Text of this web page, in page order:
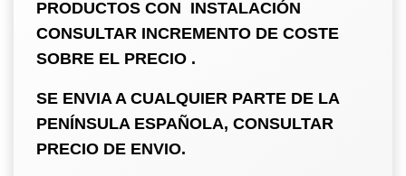
PRODUCTOS CON INSTALACIÓN
CONSULTAR INCREMENTO DE COSTE
SOBRE EL PRECIO .
SE ENVIA A CUALQUIER PARTE DE LA
PENÍNSULA ESPAÑOLA, CONSULTAR
PRECIO DE ENVIO.